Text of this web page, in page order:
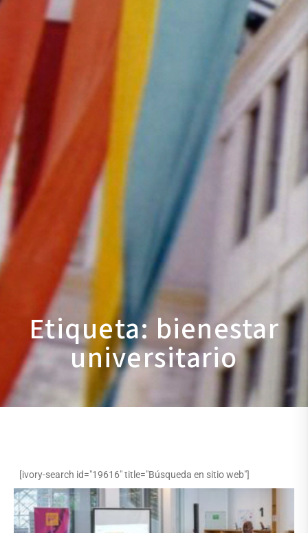
Etiqueta: bienestar
universitario
[ivory-search id="19616" title="Búsqueda en sitio web"]